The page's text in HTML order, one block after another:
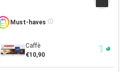
Must-haves
Caffè
€10,90